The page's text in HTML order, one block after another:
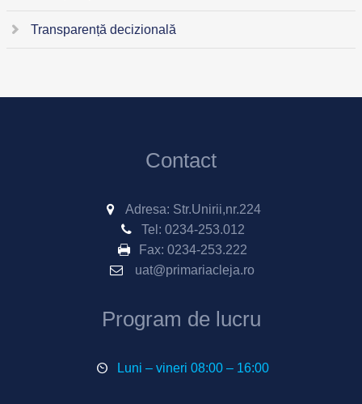
Transparență decizională
Contact
Adresa: Str.Unirii,nr.224
Tel: 0234-253.012
Fax: 0234-253.222
uat@primariacleja.ro
Program de lucru
Luni – vineri 08:00 – 16:00